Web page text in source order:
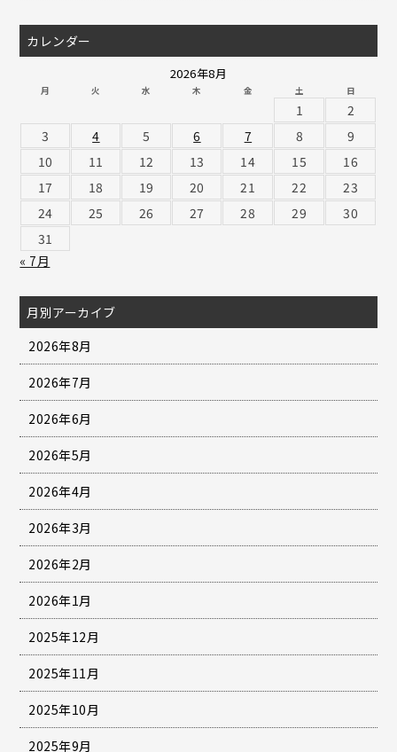
カレンダー
2026年8月
月 火 水 木 金 土 日
1
2
3
4 5 6 7 8
9
10
11 12 13 14 15
16
17
18 19 20 21 22
23
24
25 26 27 28 29
30
31
« 7月
月別アーカイブ
2026年8月
2026年7月
2026年6月
2026年5月
2026年4月
2026年3月
2026年2月
2026年1月
2025年12月
2025年11月
2025年10月
2025年9月